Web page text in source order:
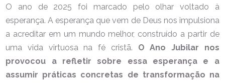
O ano de 2025 foi marcado pelo olhar voltado à
esperança. A esperança que vem de Deus nos impulsiona
a acreditar em um mundo melhor, construído a partir de
uma vida virtuosa na fé cristã. O Ano Jubilar nos
provocou a refletir sobre essa esperança e a
assumir práticas concretas de transformação na